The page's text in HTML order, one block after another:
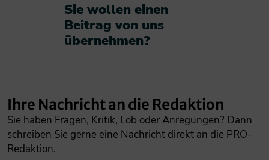
Sie wollen einen
Beitrag von uns
übernehmen?​
Ihre Nachricht an die Redaktion
Sie haben Fragen, Kritik, Lob oder Anregungen? Dann
schreiben Sie gerne eine Nachricht direkt an die PRO-
Redaktion.